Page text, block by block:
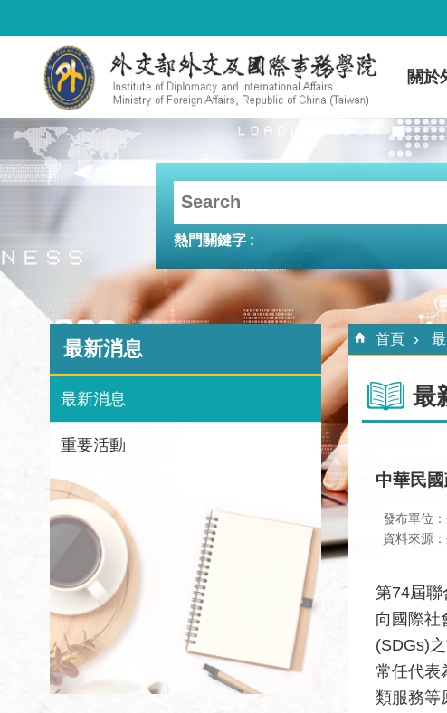
關於
熱門關鍵字
最新消息
最新消息
重要活動
::: 首頁
最
中華民
發布單位
資料來源
第74屆聯
向國際社
(SDGs)
常任代表
類服務等